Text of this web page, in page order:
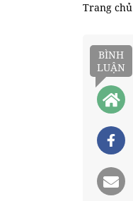
Trang chủ
BÌNH
LUẬN